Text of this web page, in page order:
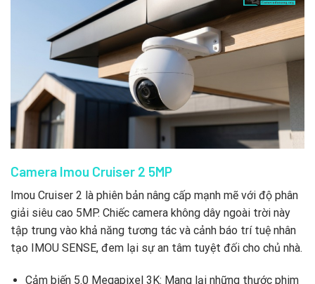
Camera Imou Cruiser 2 5MP
Imou Cruiser 2 là phiên bản nâng cấp mạnh mẽ với độ phân
giải siêu cao 5MP. Chiếc camera không dây ngoài trời này
tập trung vào khả năng tương tác và cảnh báo trí tuệ nhân
tạo IMOU SENSE, đem lại sự an tâm tuyệt đối cho chủ nhà.
Cảm biến 5.0 Megapixel 3K: Mang lại những thước phim